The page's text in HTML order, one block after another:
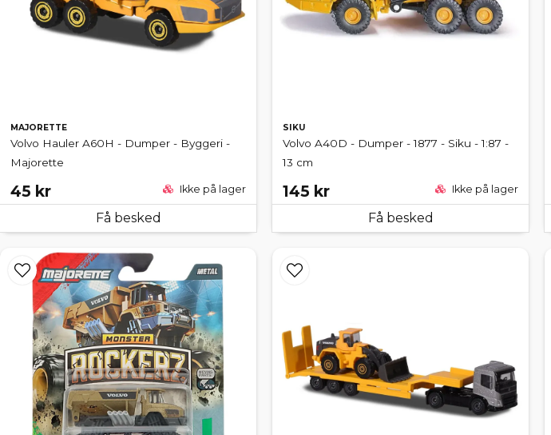
MAJORETTE
Volvo Hauler A60H - Dumper - Byggeri -
Majorette
45 kr Ikke på lager
Få besked
SIKU
Volvo A40D - Dumper - 1877 - Siku - 1:87 -
13 cm
145 kr Ikke på lager
Få besked